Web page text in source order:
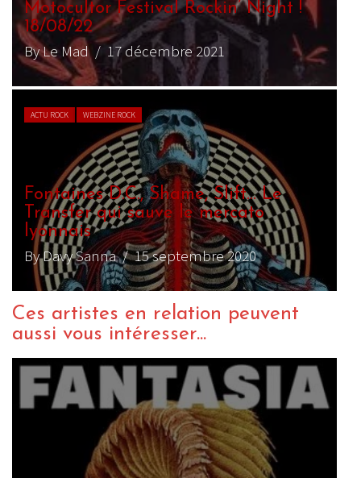
Motocultor Festival Rockin’ Night !
18/08/22
By Le Mad/ 17 décembre 2021
ACTU ROCK WEBZINE ROCK
Fontaines D.C., Shame, Slift… Le
Transfer qui sauve le mercato
lyonnais
By Davy Sanna/ 15 septembre 2020
Ces artistes en relation peuvent
aussi vous intéresser...